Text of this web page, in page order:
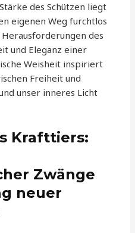
des Schützen liegt
eigenen Weg furchtlos
des
und Eleganz einer
Weisheit inspiriert
Freiheit und
unser inneres Licht
Krafttiers:
Zwänge
neuer